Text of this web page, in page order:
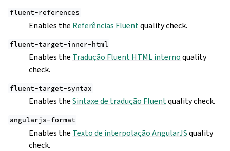
fluent-references
Enables the Referências Fluentquality check.
fluent-target-inner-html
Enables the Tradução Fluent HTML internoquality
check.
fluent-target-syntax
Enables theSintaxe de tradução Fluentquality check.
angularjs-format
Enables the Texto de interpolação AngularJSquality
check.